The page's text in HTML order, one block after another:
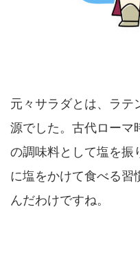
元々サラダとは、ラテ
源でした。古代ローマ
の調味料として塩を振
に塩をかけて食べる習
んだわけですね。